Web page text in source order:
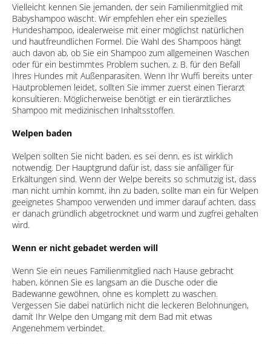
Vielleicht kennen Sie jemanden, der sein Familienmitglied mit
Babyshampoo wäscht. Wir empfehlen eher ein spezielles
Hundeshampoo, idealerweise mit einer möglichst natürlichen
und hautfreundlichen Formel. Die Wahl des Shampoos hängt
auch davon ab, ob Sie ein Shampoo zum allgemeinen Waschen
oder für ein bestimmtes Problem suchen, z. B. für den Befall
Ihres Hundes mit Außenparasiten. Wenn Ihr Wuffi bereits unter
Hautproblemen leidet, sollten Sie immer zuerst einen Tierarzt
konsultieren. Möglicherweise benötigt er ein tierärztliches
Shampoo mit medizinischen Inhaltsstoffen.
Welpen baden
Welpen sollten Sie nicht baden, es sei denn, es ist wirklich
notwendig. Der Hauptgrund dafür ist, dass sie anfälliger für
Erkältungen sind. Wenn der Welpe bereits so schmutzig ist, dass
man nicht umhin kommt, ihn zu baden, sollte man ein für Welpen
geeignetes Shampoo verwenden und immer darauf achten, dass
er danach gründlich abgetrocknet und warm und zugfrei gehalten
wird.
Wenn er nicht gebadet werden will
Wenn Sie ein neues Familienmitglied nach Hause gebracht
haben, können Sie es langsam an die Dusche oder die
Badewanne gewöhnen, ohne es komplett zu waschen.
Vergessen Sie dabei natürlich nicht die leckeren Belohnungen,
damit Ihr Welpe den Umgang mit dem Bad mit etwas
Angenehmem verbindet.